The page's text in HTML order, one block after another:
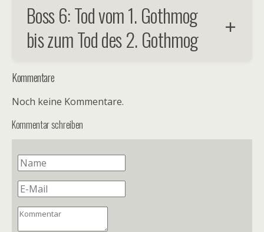
Boss 6: Tod vom 1. Gothmog
bis zum Tod des 2. Gothmog
Kommentare
Noch keine Kommentare.
Kommentar schreiben